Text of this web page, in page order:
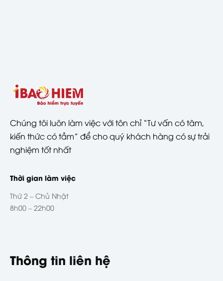
Chúng tôi luôn làm việc với tôn chỉ “Tư vấn có tâm,
kiến thức có tầm” để cho quý khách hàng có sự trải
nghiệm tốt nhất
Thời gian làm việc
Thứ 2 – Chủ Nhật
8h00 – 22h00
Thông tin liên hệ